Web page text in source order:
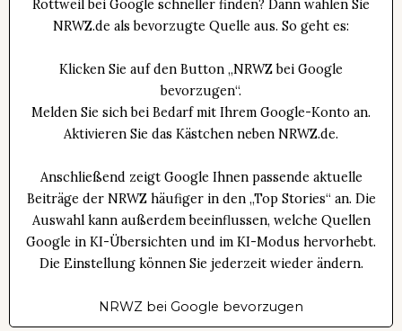
Rottweil bei Google schneller finden? Dann wählen Sie
NRWZ.de als bevorzugte Quelle aus. So geht es:
Klicken Sie auf den Button „NRWZ bei Google
bevorzugen“.
Melden Sie sich bei Bedarf mit Ihrem Google-Konto an.
Aktivieren Sie das Kästchen neben NRWZ.de.
Anschließend zeigt Google Ihnen passende aktuelle
Beiträge der NRWZ häufiger in den „Top Stories“ an. Die
Auswahl kann außerdem beeinflussen, welche Quellen
Google in KI-Übersichten und im KI-Modus hervorhebt.
Die Einstellung können Sie jederzeit wieder ändern.
NRWZ bei Google bevorzugen